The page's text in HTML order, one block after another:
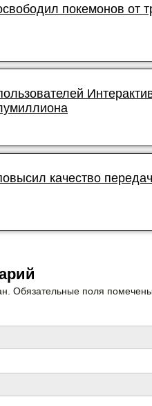
покемонов от
качество
Обязательные поля